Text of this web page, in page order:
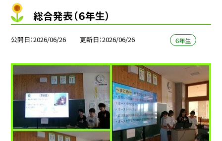
総合発表（６年生）
公開日 2026/06/26 更新日 2026/06/26 ６年生